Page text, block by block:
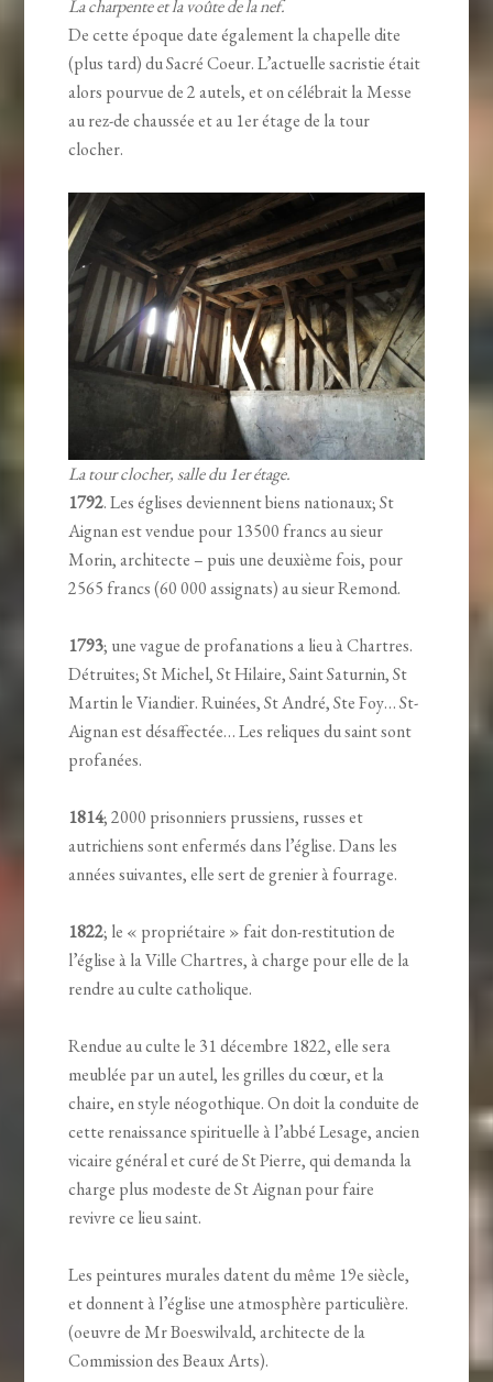
La charpente et la voûte de la nef.
De cette époque date également la chapelle dite
(plus tard) du Sacré Coeur. L’actuelle sacristie était
alors pourvue de 2 autels, et on célébrait la Messe
au rez-de chaussée et au 1er étage de la tour
clocher.
La tour clocher, salle du 1er étage.
1792. Les églises deviennent biens nationaux; St
Aignan est vendue pour 13500 francs au sieur
Morin, architecte – puis une deuxième fois, pour
2565 francs (60 000 assignats) au sieur Remond.
1793; une vague de profanations a lieu à Chartres.
Détruites; St Michel, St Hilaire, Saint Saturnin, St
Martin le Viandier. Ruinées, St André, Ste Foy… St-
Aignan est désaffectée… Les reliques du saint sont
profanées.
1814; 2000 prisonniers prussiens, russes et
autrichiens sont enfermés dans l’église. Dans les
années suivantes, elle sert de grenier à fourrage.
1822; le « propriétaire » fait don-restitution de
l’église à la Ville Chartres, à charge pour elle de la
rendre au culte catholique.
Rendue au culte le 31 décembre 1822, elle sera
meublée par un autel, les grilles du cœur, et la
chaire, en style néogothique. On doit la conduite de
cette renaissance spirituelle à l’abbé Lesage, ancien
vicaire général et curé de St Pierre, qui demanda la
charge plus modeste de St Aignan pour faire
revivre ce lieu saint.
Les peintures murales datent du même 19e siècle,
et donnent à l’église une atmosphère particulière.
(oeuvre de Mr Boeswilvald, architecte de la
Commission des Beaux Arts).